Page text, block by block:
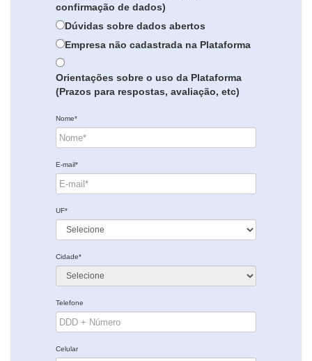
confirmação de dados)
Dúvidas sobre dados abertos
Empresa não cadastrada na Plataforma
Orientações sobre o uso da Plataforma
(Prazos para respostas, avaliação, etc)
Nome*
E-mail*
UF*
Cidade*
Telefone
Celular